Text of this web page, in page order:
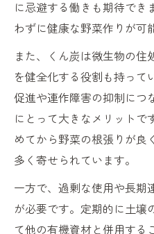
に忌避する働きも期待でき
わずに健康な野菜作りが可
また、くん炭は微生物の
を健全化する役割も持って
促進や連作障害の抑制につ
にとって大きなメリットで
めてから野菜の根張りが良
多く寄せられています。
一方で、過剰な使用や長期
が必要です。定期的に土壌
て他の有機資材と併用する